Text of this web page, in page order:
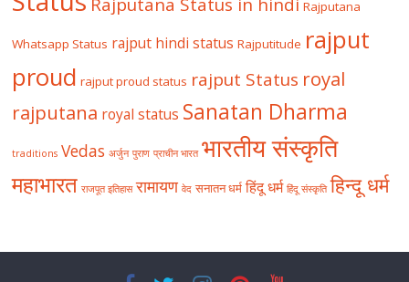
Rajputana
Whatsapp Status rajput hindi status Rajputitude rajput
proud rajput proud status rajput Status royal
rajputana royal status Sanatan Dharma
traditions Vedas अर्जुन पुराण प्राचीन भारत भारतीय संस्कृति
महाभारत राजपूत इतिहास रामायण वेद सनातन धर्म हिंदू धर्म हिंदू संस्कृति हिन्दू धर्म